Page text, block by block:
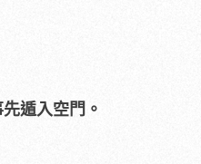
遁入空門。